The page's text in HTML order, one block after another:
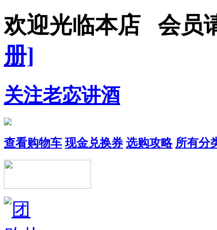
欢迎光临本店 会
册]
关注老宓讲酒
查看购物车 现金兑换券 选购攻略 所有分